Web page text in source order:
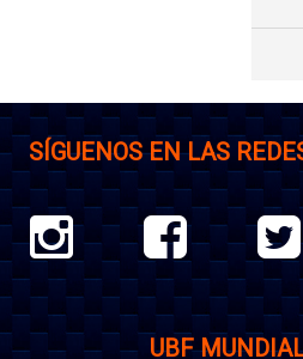
SÍGUENOS EN LAS
UBF